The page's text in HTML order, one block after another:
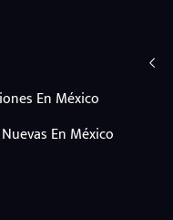
En México
En México